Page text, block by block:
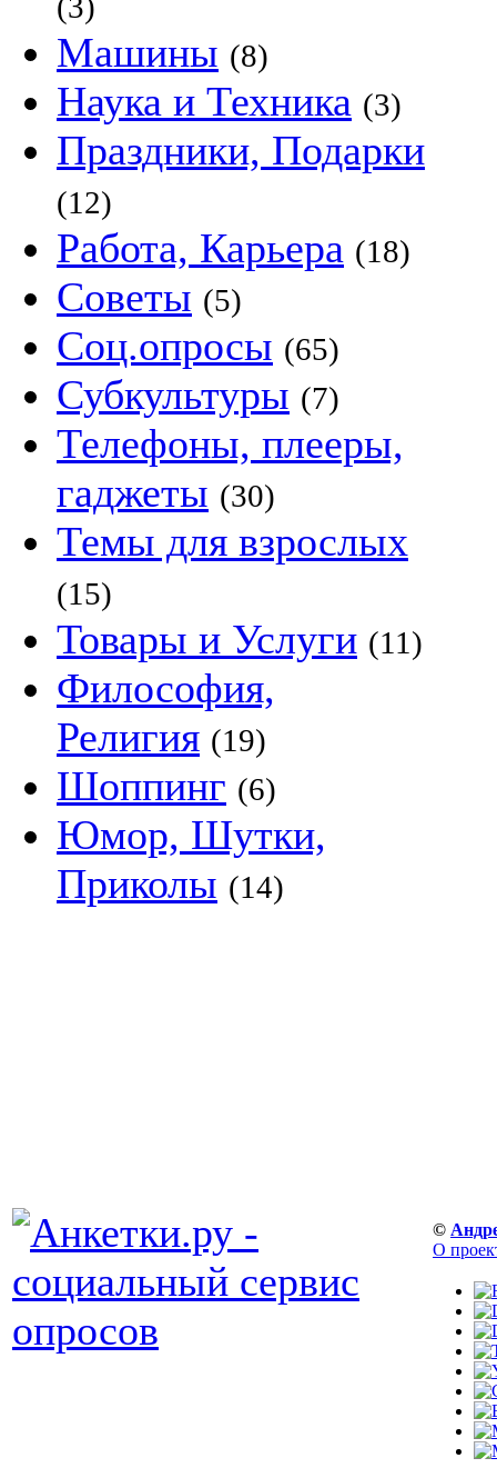
Машины (8)
Наука и Техника (3)
Праздники, Подарки
(12)
Работа, Карьера (18)
Советы (5)
Соц.опросы (65)
Субкультуры (7)
Телефоны, плееры,
гаджеты (30)
Темы для взрослых
(15)
Товары и Услуги (11)
Философия,
Религия (19)
Шоппинг (6)
Юмор, Шутки,
Приколы (14)
©
О